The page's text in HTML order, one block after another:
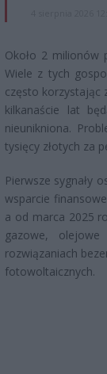
Około 2 milionów
Wiele z tych
często korzystając
kilkanaście lat
nieunikniona.
tysięcy złotych za
Pierwsze sygnały
wsparcie
a od marca 2025
gazowe,
rozwiązaniach
fotowoltaicznych.